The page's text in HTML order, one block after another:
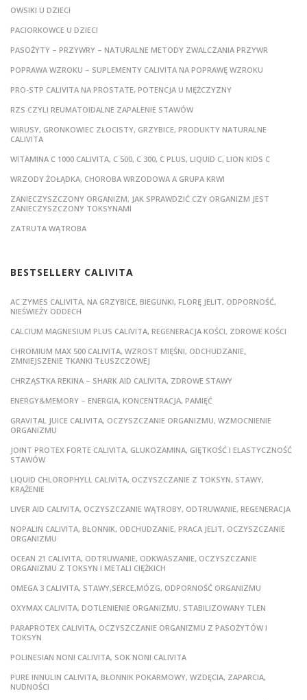
OWSIKI U DZIECI
PACIORKOWCE U DZIECI
PASOŻYTY – PRZYWRY – NATURALNE METODY ZWALCZANIA PRZYWR
POPRAWA WZROKU – SUPLEMENTY CALIVITA NA POPRAWĘ WZROKU
PRO-STP CALIVITA NA PROSTATE, POTENCJA U MĘŻCZYZNY
RZS CZYLI REUMATOIDALNE ZAPALENIE STAWÓW
WIRUSY, GRONKOWIEC ZŁOCISTY, GRZYBICE, PRODUKTY NATURALNE
CALIVITA
WITAMINA C 1000 CALIVITA, C 500, C 300, C PLUS, LIQUID C, LION KIDS C
WRZODY ŻOŁĄDKA, CHOROBA WRZODOWA A GRUPA KRWI
ZANIECZYSZCZONY ORGANIZM, JAK SPRAWDZIĆ CZY ORGANIZM JEST
ZANIECZYSZCZONY TOKSYNAMI
ZATRUTA WĄTROBA
BESTSELLERY CALIVITA
AC ZYMES CALIVITA, NA GRZYBICE, BIEGUNKI, FLORĘ JELIT, ODPORNOŚĆ,
NIEŚWIEŻY ODDECH
CALCIUM MAGNESIUM PLUS CALIVITA, REGENERACJA KOŚCI, ZDROWE KOŚCI
CHROMIUM MAX 500 CALIVITA, WZROST MIĘŚNI, ODCHUDZANIE,
ZMNIEJSZENIE TKANKI TŁUSZCZOWEJ
CHRZĄSTKA REKINA – SHARK AID CALIVITA, ZDROWE STAWY
ENERGY&MEMORY – ENERGIA, KONCENTRACJA, PAMIĘĆ
GRAVITAL JUICE CALIVITA, OCZYSZCZANIE ORGANIZMU, WZMOCNIENIE
ORGANIZMU
JOINT PROTEX FORTE CALIVITA, GLUKOZAMINA, GIĘTKOŚĆ I ELASTYCZNOŚĆ
STAWÓW
LIQUID CHLOROPHYLL CALIVITA, OCZYSZCZANIE Z TOKSYN, STAWY,
KRĄŻENIE
LIVER AID CALIVITA, OCZYSZCZANIE WĄTROBY, ODTRUWANIE, REGENERACJA
NOPALIN CALIVITA, BŁONNIK, ODCHUDZANIE, PRACA JELIT, OCZYSZCZANIE
ORGANIZMU
OCEAN 21 CALIVITA, ODTRUWANIE, ODKWASZANIE, OCZYSZCZANIE
ORGANIZMU Z TOKSYN I METALI CIĘŻKICH
OMEGA 3 CALIVITA, STAWY,SERCE,MÓZG, ODPORNOŚĆ ORGANIZMU
OXYMAX CALIVITA, DOTLENIENIE ORGANIZMU, STABILIZOWANY TLEN
PARAPROTEX CALIVITA, OCZYSZCZANIE ORGANIZMU Z PASOŻYTÓW I
TOKSYN
POLINESIAN NONI CALIVITA, SOK NONI CALIVITA
PURE INNULIN CALIVITA, BŁONNIK POKARMOWY, WZDĘCIA, ZAPARCIA,
NUDNOŚCI